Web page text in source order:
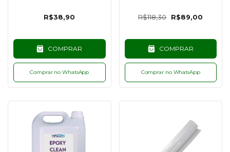
R$38,90
COMPRAR
Comprar no WhatsApp
R$118,30 R$89,00
COMPRAR
Comprar no WhatsApp